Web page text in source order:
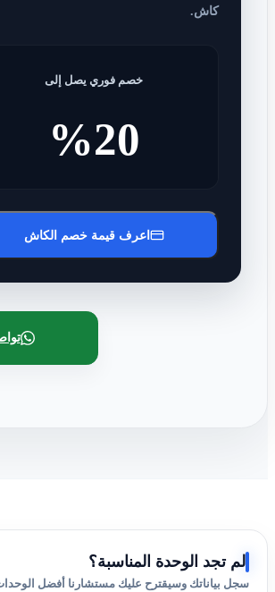
كاش.
خصم فوري يصل إلى
%20
اعرف قيمة خصم الكاش
لم تجد الوحدة المناسبة؟
سجل بياناتك وسيقترح عليك مستشارنا أفضل